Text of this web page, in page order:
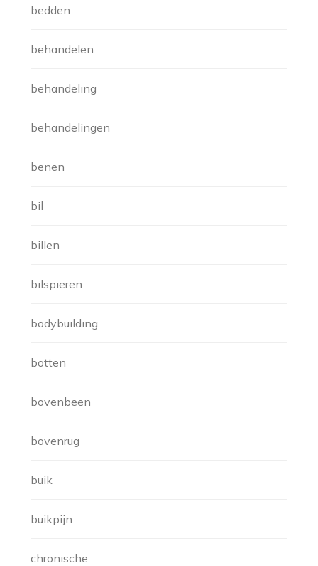
bedden
behandelen
behandeling
behandelingen
benen
bil
billen
bilspieren
bodybuilding
botten
bovenbeen
bovenrug
buik
buikpijn
chronische